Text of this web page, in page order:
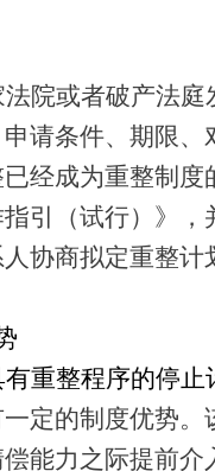
院或者破产法
请条件、期限
经成为重整制
引（试行）》
协商拟定重整计
重整程序的停
定的制度优势。
能力之际提前